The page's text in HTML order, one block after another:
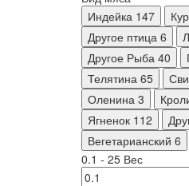
Индейка 147
Другое птица 6
Другое Рыба 40
Телятина 65
Оленина 3
Ягненок 112
Вегетарианский 6
0.1 - 25 Вес